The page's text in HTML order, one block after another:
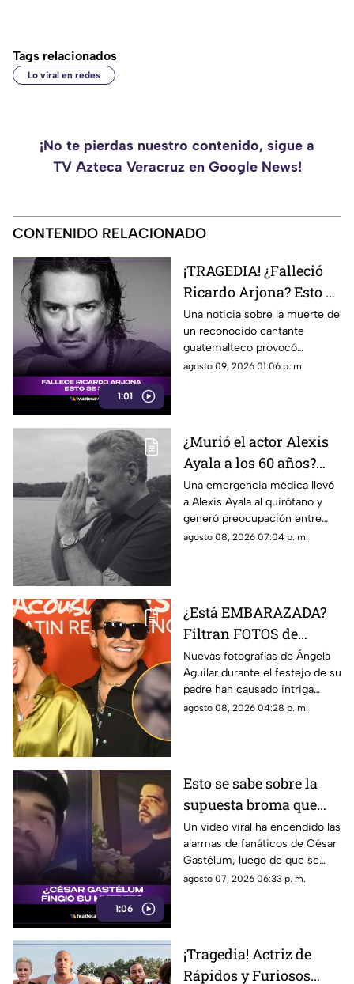
Tags relacionados
Lo viral en redes
¡No te pierdas nuestro contenido, sigue a
TV Azteca Veracruz en Google News!
CONTENIDO RELACIONADO
1:01
¡TRAGEDIA! ¿Falleció
Ricardo Arjona? Esto se
sabe
Una noticia sobre la muerte de
un reconocido cantante
guatemalteco provocó
confusión en redes sociales y
agosto 09, 2026 01:06 p. m.
¿Murió el actor Alexis
Ayala a los 60 años?
Esto sabemos tras
hospitalización de
URGENCIA
Una emergencia médica llevó
a Alexis Ayala al quirófano y
generó preocupación entre
sus seguidores, en TV Azteca
agosto 08, 2026 07:04 p. m.
¿Está EMBARAZADA?
Filtran FOTOS de
Ángela Aguilar durante
fiesta familiar; así luce
Nuevas fotografías de Ángela
Aguilar durante el festejo de su
padre han causado intriga
entre seguidores, en TV
agosto 08, 2026 04:28 p. m.
1:06
Esto se sabe sobre la
supuesta broma que
César Gastélum habría
hecho sobre su muerte
Un video viral ha encendido las
alarmas de fanáticos de César
Gastélum, luego de que se
comentara a especular que su
agosto 07, 2026 06:33 p. m.
¡Tragedia! Actriz de
Rápidos y Furiosos